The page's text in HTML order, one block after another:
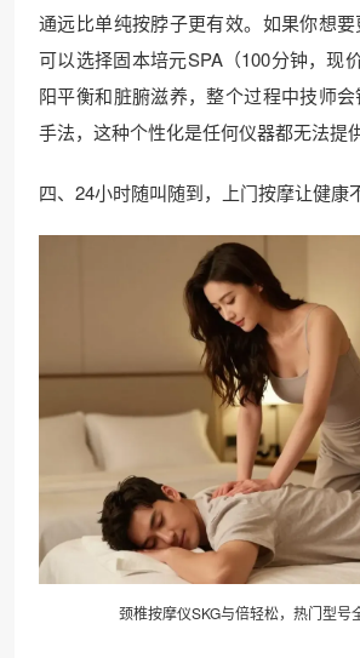
通远比单纯按脖子更有效。如果你想
可以选择固本培元SPA（100分钟，现
阳平衡和脏腑滋养，整个过程中技师
手法，这种个性化是任何仪器都无法提供
四、24小时随叫随到，上门按摩让健康
颈椎按摩仪SKG与倍轻松，热门型号